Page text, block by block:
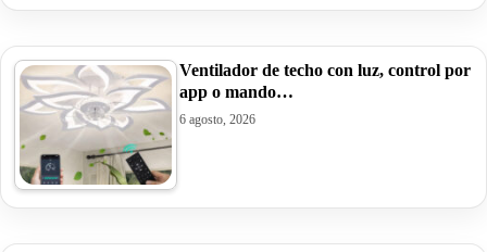
Ventilador de techo con luz, control por
app o mando…
6 agosto, 2026